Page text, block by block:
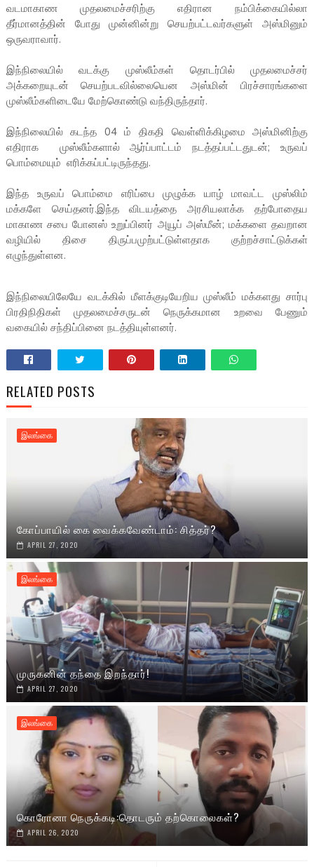
வடமாகாண முதலமைச்சரிற்கு எதிரான நம்பிக்கையில்லா
தீர்மானத்தின் போது முன்னின்று செயற்பட்டவர்களுள் அஸ்மினும்
ஒருவராவார்.
இந்நிலையில் வடக்கு முஸ்லீம்கள் தொடர்பில் முதலமைச்சர்
அக்கறையுடன் செயற்படவில்லையென அஸ்மின் பிரச்சாரங்களை
முஸ்லீம்களிடையே மேற்கொண்டு வந்திருந்தார்.
இந்நிலையில் கடந்த 04 ம் திகதி வெள்ளிக்கிழமை அஸ்மினிற்கு
எதிராக முஸ்லீம்களால் ஆர்ப்பாட்டம் நடத்தப்பட்டதுடன்; உருவப்
பொம்மையும் எரிக்கப்பட்டிருந்தது.
இந்த உருவப் பொம்மை எரிப்பை முழுக்க யாழ் மாவட்ட முஸ்லிம்
மக்களே செய்தனர்.இந்த விடயத்தை அரசியலாக்க தற்போதைய
மாகாண சபை போனஸ் உறுப்பினர் அயூப் அஸ்மீன்; மக்களை தவறான
வழியில் திசை திருப்பமுற்பட்டுள்ளதாக குற்றச்சாட்டுக்கள்
எழுந்துள்ளன.
இந்நிலையிலேயே வடக்கில் மீளக்குடியேறிய முஸ்லீம் மக்களது சார்பு
பிரதிநிதிகள் முதலமைச்சருடன் நெருக்கமான உறவை பேணும்
வகையில் சந்திப்பினை நடத்தியுள்ளனர்.
RELATED POSTS
இலங்கை
கோப்பாயில் கை வைக்கவேண்டாம்: சித்தர்?
APRIL 27, 2020
இலங்கை
முருகனின் தந்தை இறந்தார்!
APRIL 27, 2020
இலங்கை
கொரோனா நெருக்கடி:தொடரும் தற்கொலைகள்?
APRIL 26, 2020